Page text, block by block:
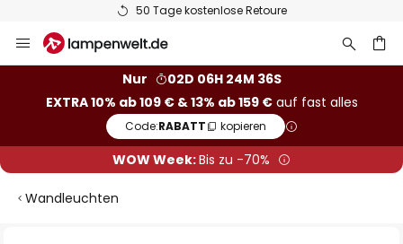
50 Tage kostenlose Retoure
Inhalt
Nur
02D 06H 24M 35S
EXTRA 10% ab 109 € & 13% ab 159 €auf fast alles
Code:RABATT kopieren
WOW Week:Bis zu -70%
Wandleuchten